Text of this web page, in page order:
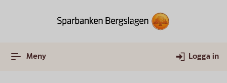
Meny Logga in